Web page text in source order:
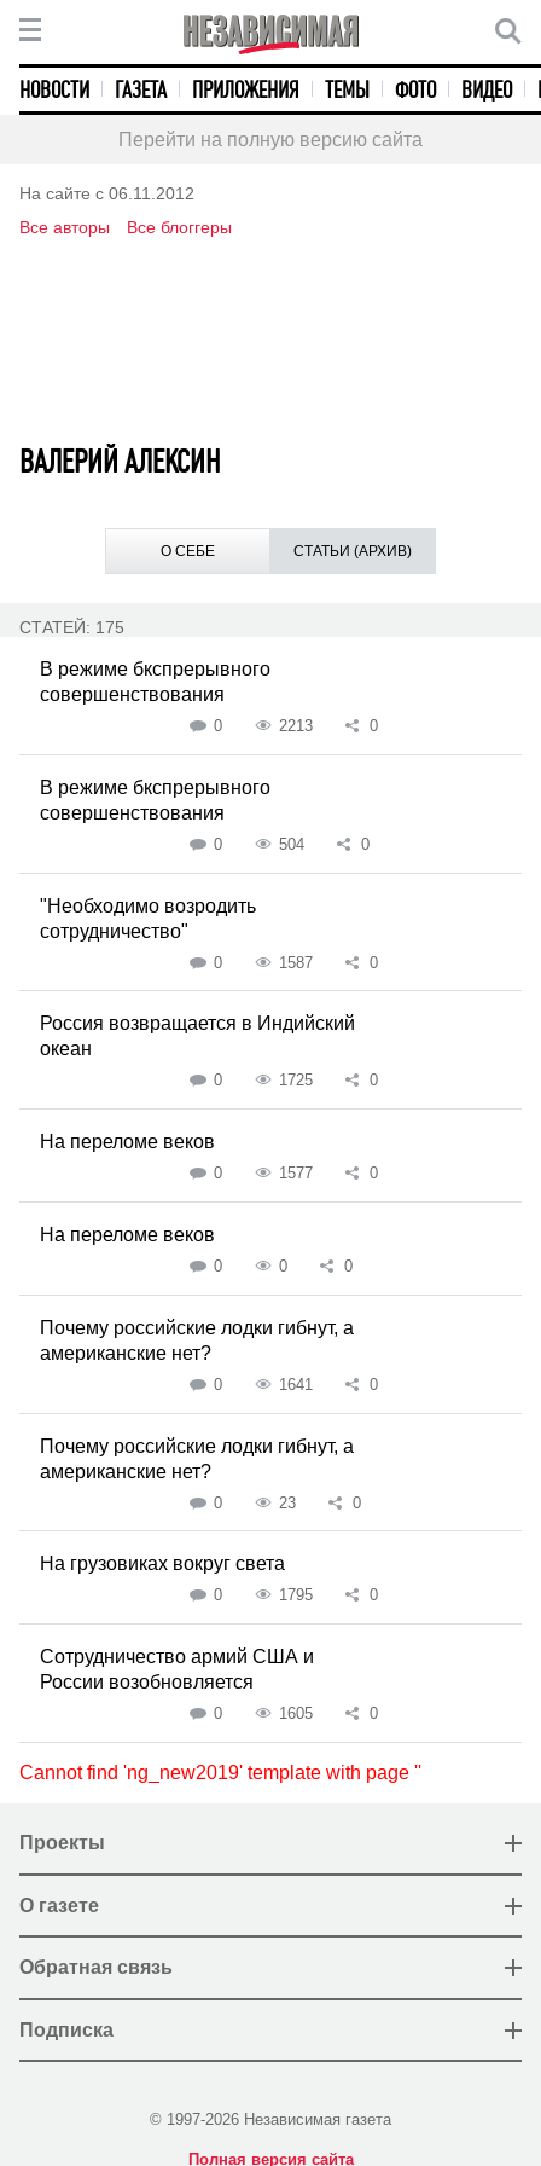
НОВОСТИ ГАЗЕТА ПРИЛОЖЕНИЯ ТЕМЫ ФОТО ВИДЕО
Перейти на полную версию сайта
На сайте с 06.11.2012
Все авторы
Все блоггеры
ВАЛЕРИЙ АЛЕКСИН
О СЕБЕ СТАТЬИ (АРХИВ)
СТАТЕЙ: 175
В режиме бкспрерывного
совершенствования
0 2213 0
В режиме бкспрерывного
совершенствования
0 504 0
"Необходимо возродить
сотрудничество"
0 1587 0
Россия возвращается в Индийский
океан
0 1725 0
На переломе веков
0 1577 0
На переломе веков
0 0 0
Почему российские лодки гибнут, а
американские нет?
0 1641 0
Почему российские лодки гибнут, а
американские нет?
0 23 0
На грузовиках вокруг света
0 1795 0
Сотрудничество армий США и
России возобновляется
0 1605 0
Cannot find 'ng_new2019' template with page ''
Проекты
О газете
Обратная связь
Подписка
© 1997-2026 Независимая газета
Полная версия сайта